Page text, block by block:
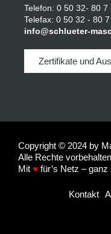
Telefon: 0 50 32- 80 7
Telefax: 0 50 32 - 80
info@schlueter-
Zertifikate und
Copyright © 2024 by
Alle Rechte
Mit ♥ für’s Netz –
Kontakt